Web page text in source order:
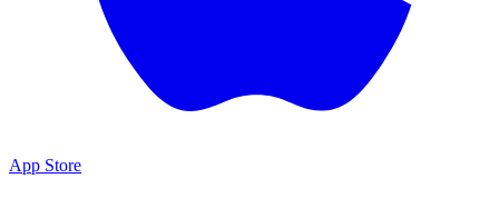
App Store